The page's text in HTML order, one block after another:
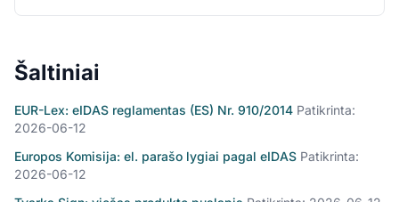
Šaltiniai
EUR-Lex: eIDAS reglamentas (ES) Nr. 910/2014 Patikrinta:
2026-06-12
Europos Komisija: el. parašo lygiai pagal eIDAS Patikrinta:
2026-06-12